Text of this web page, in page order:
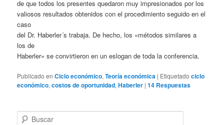
de que todos los presentes quedaron muy impresionados por los
valiosos resultados obtenidos con el procedimiento seguido en el
caso
del Dr. Haberler´s trabaja. De hecho, los «métodos similares a
los de
Haberler» se convirtieron en un eslogan de toda la conferencia.
Publicado en Ciclo económico,Teoría económica | Etiquetado ciclo
económico,costos de oportunidad,Haberler |14 Respuestas